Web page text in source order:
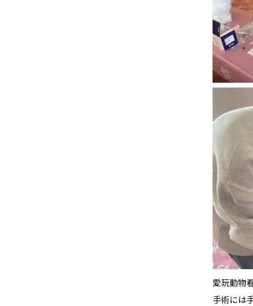
愛玩動物
手術には